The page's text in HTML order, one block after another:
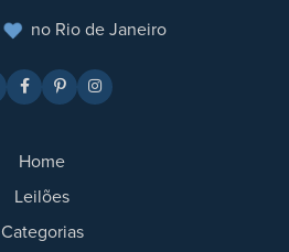
no Rio de Janeiro
Home
Leilões
Categorias